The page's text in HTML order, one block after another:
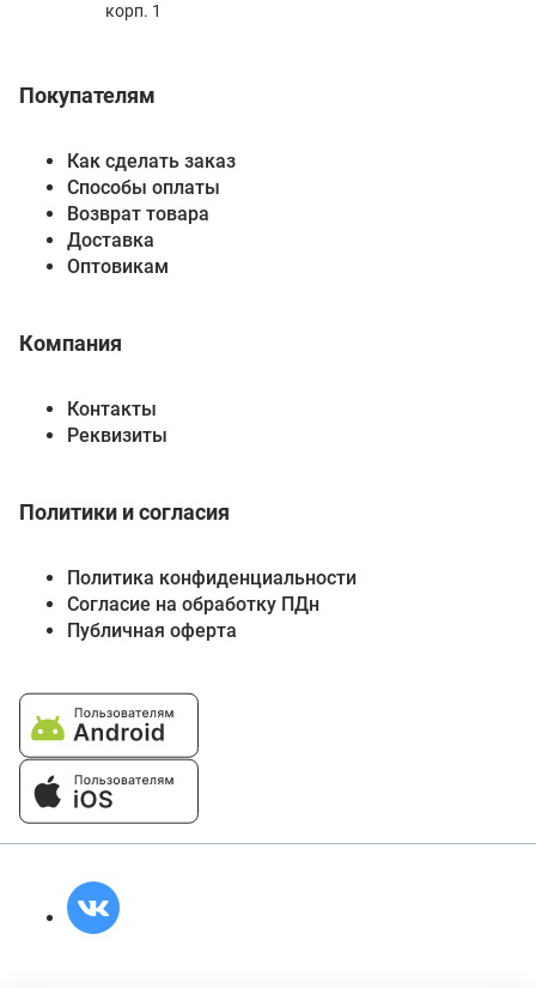
Покупателям
Как сделать заказ
Способы оплаты
Возврат товара
Доставка
Оптовикам
Компания
Контакты
Реквизиты
Политики и согласия
Политика конфиденциальности
Согласие на обработку ПДн
Публичная оферта
корп. 1